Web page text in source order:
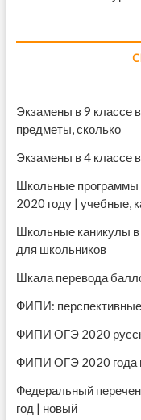
Экзамены в 9 классе
предметы, сколько
Экзамены в 4 классе
Школьные программы
2020 году | учебные,
Школьные каникулы
для школьников
Шкала перевода
ФИПИ:
ФИПИ ОГЭ 2020
ФИПИ ОГЭ 2020 года
Федеральный
год | новый